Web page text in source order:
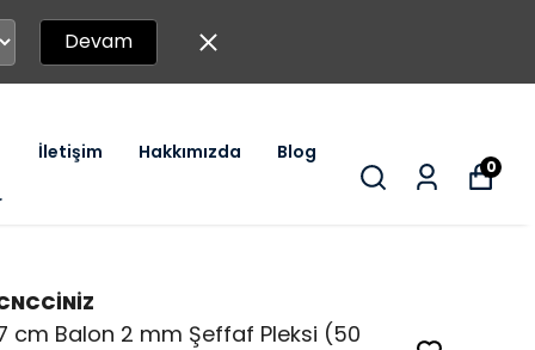
Devam
İletişim Hakkımızda Blog
0
cm Balon 2 mm Şeffaf Pleksi (50